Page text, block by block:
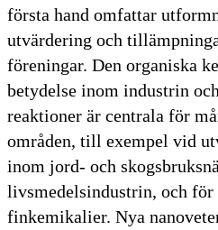
första hand omfattar
utvärdering och
föreningar. Den organiska
betydelse inom industrin
reaktioner är centrala för
områden, till exempel vid
inom jord- och
livsmedelsindustrin, och
finkemikalier. Nya